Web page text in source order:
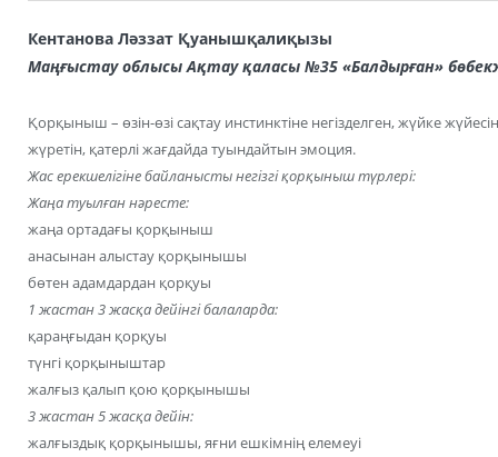
Кентанова Ләззат Қуанышқалиқызы
Маңғыстау облысы Ақтау қаласы №35 «Балдырған»
Қорқыныш – өзін-өзі сақтау инстинктіне негізделген, жүйке
жүретін, қатерлі жағдайда туындайтын эмоция.
Жас ерекшелігіне байланысты негізгі қорқыныш түрлері:
Жаңа туылған нәресте:
жаңа ортадағы қорқыныш
анасынан алыстау қорқынышы
бөтен адамдардан қорқуы
1 жастан 3 жасқа дейінгі балаларда:
қараңғыдан қорқуы
түнгі қорқыныштар
жалғыз қалып қою қорқынышы
3 жастан 5 жасқа дейін:
жалғыздық қорқынышы, яғни ешкімнің елемеуі